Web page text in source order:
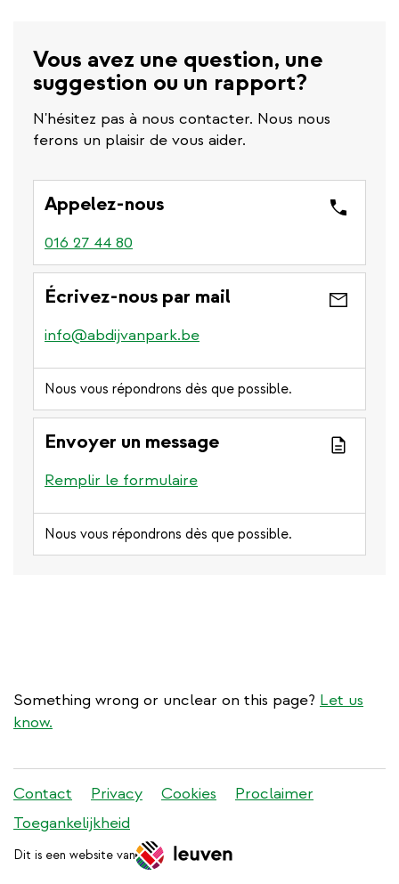
Vous avez une question, une
suggestion ou un rapport?
N'hésitez pas à nous contacter. Nous nous
ferons un plaisir de vous aider.
Appelez-nous
016 27 44 80
Écrivez-nous par mail
info@abdijvanpark.be
Nous vous répondrons dès que possible.
Envoyer un message
Remplir le formulaire
Nous vous répondrons dès que possible.
Something wrong or unclear on this page? Let us
know.
Stadleuven
footer
menu
Contact Privacy Cookies
Proclaimer
Toegankelijkheid
Dit is een website van